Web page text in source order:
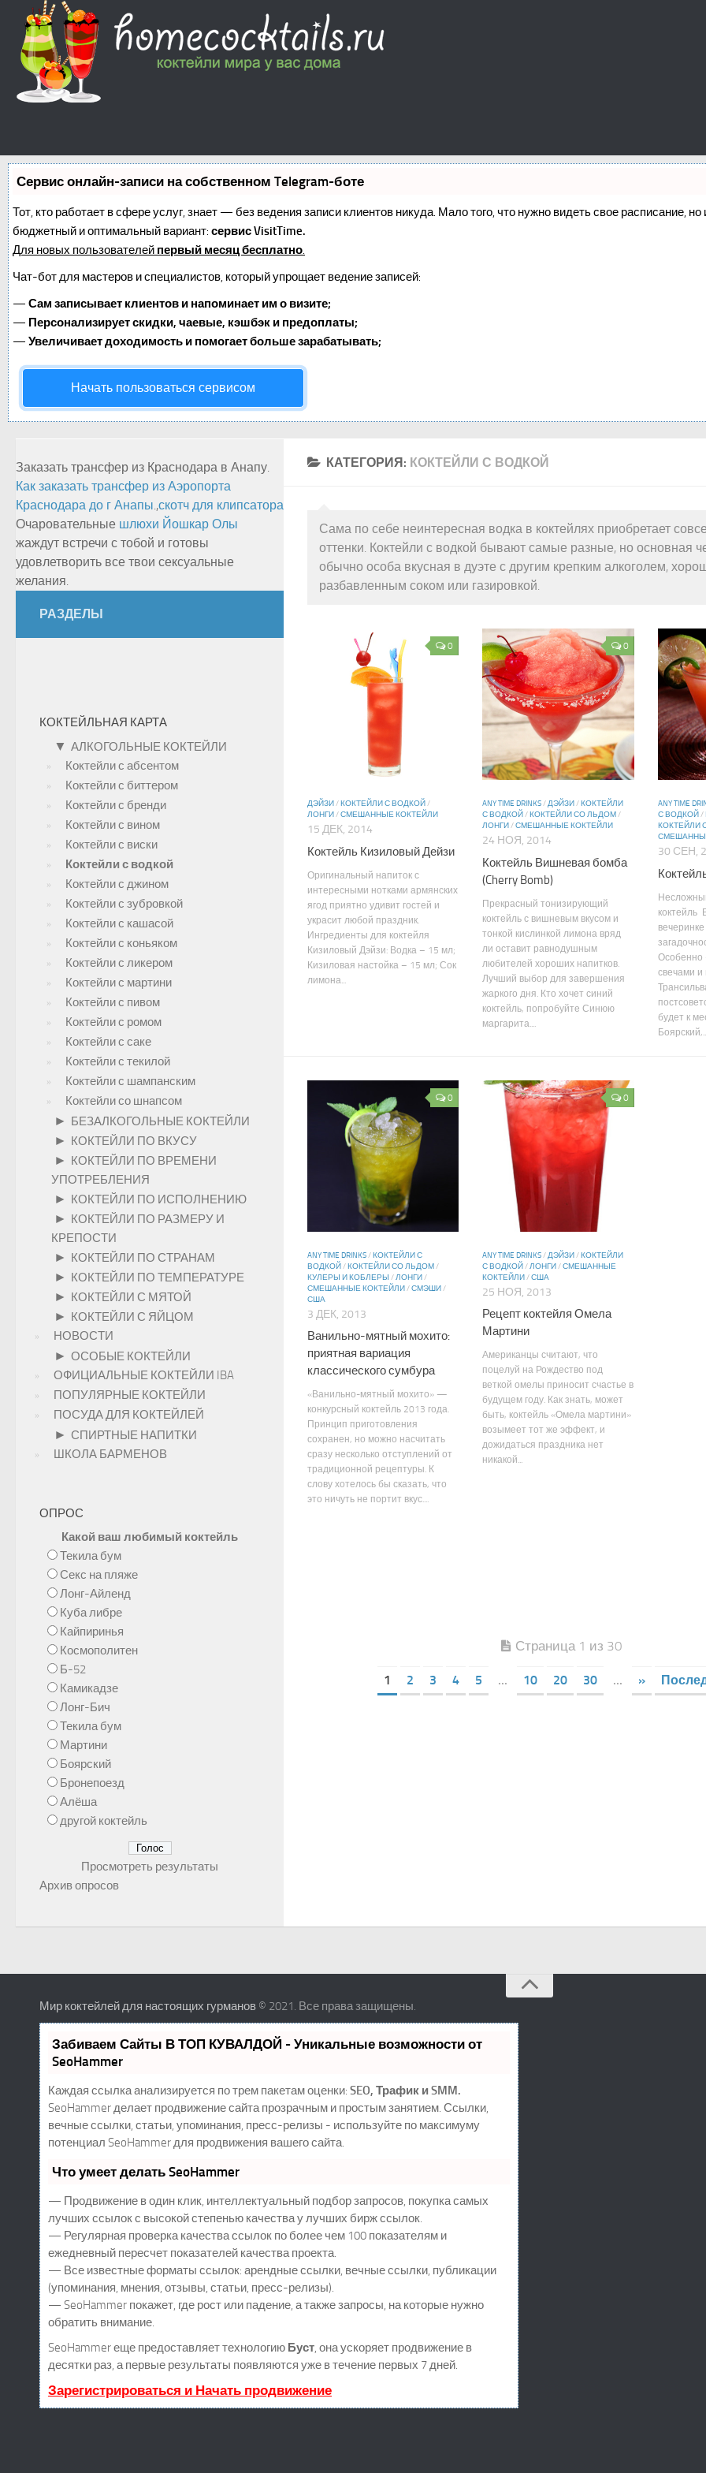
Сервис онлайн-записи на собственном Telegram-боте
Тот, кто работает в сфере услуг, знает — без ведения записи клиентов никуда. Мало того, что нужно видеть свое расписание,
бюджетный и оптимальный вариант: сервис VisitTime.
Для новых пользователей первый месяц бесплатно.
Чат-бот для мастеров и специалистов, который упрощает ведение записей:
— Сам записывает клиентов и напоминает им о визите;
— Персонализирует скидки, чаевые, кэшбэк и предоплаты;
— Увеличивает доходимость и помогает больше зарабатывать;
Начать пользоваться сервисом
КАТЕГОРИЯ: КОКТЕЙЛИ С ВОДКОЙ
Сама по себе неинтересная водка в коктейлях приобретает
оттенки. Коктейли с водкой бывают самые разные, но основная
обычно особа вкусная в дуэте с другим крепким алкоголем,
разбавленным соком или газировкой.
0
ДЭЙЗИ/КОКТЕЙЛИ С ВОДКОЙ/
ЛОНГИ/СМЕШАННЫЕ КОКТЕЙЛИ
15 ДЕК, 2014
Коктейль Кизиловый Дейзи
Оригинальный напиток с
интересными нотками армянских
ягод приятно удивит гостей и
украсит любой праздник.
Ингредиенты для коктейля
Кизиловый Дэйзи: Водка – 15 мл;
Кизиловая настойка – 15 мл; Сок
лимона...
0
ANY TIME DRINKS/ДЭЙЗИ/КОКТЕЙЛИ
С ВОДКОЙ/КОКТЕЙЛИ СО ЛЬДОМ/
ЛОНГИ/СМЕШАННЫЕ КОКТЕЙЛИ
24 НОЯ, 2014
Коктейль Вишневая бомба
(Cherry Bomb)
Прекрасный тонизирующий
коктейль с вишневым вкусом и
тонкой кислинкой лимона вряд
ли оставит равнодушным
любителей хороших напитков.
Лучший выбор для завершения
жаркого дня. Кто хочет синий
коктейль, попробуйте Синюю
маргарита....
ANY TIME
С ВОДКОЙ/
КОКТЕЙЛИ
30 СЕН,
коктейль
Особенно
свечами
будет к
Боярский,...
0
ANY TIME DRINKS/КОКТЕЙЛИ С
ВОДКОЙ/КОКТЕЙЛИ СО ЛЬДОМ/
КУЛЕРЫ И КОБЛЕРЫ /ЛОНГИ/
СМЕШАННЫЕ КОКТЕЙЛИ/СМЭШИ/
США
3 ДЕК, 2013
Ванильно-мятный мохито:
приятная вариация
классического сумбура
«Ванильно-мятный мохито» —
конкурсный коктейль 2013 года.
Принцип приготовления
сохранен, но можно насчитать
сразу несколько отступлений от
традиционной рецептуры. К
слову хотелось бы сказать, что
это ничуть не портит вкус....
0
ANY TIME DRINKS/ДЭЙЗИ/КОКТЕЙЛИ
С ВОДКОЙ/ЛОНГИ/СМЕШАННЫЕ
КОКТЕЙЛИ/США
25 НОЯ, 2013
Рецепт коктейля Омела
Мартини
Американцы считают, что
поцелуй на Рождество под
веткой омелы приносит счастье в
будущем году. Как знать, может
быть, коктейль «Омела мартини»
возымеет тот же эффект, и
дожидаться праздника нет
никакой...
Страница 1 из 30
1 2 3 4 5 ... 10 20 30 ... »
Заказать трансфер из Краснодара в Анапу.
Как заказать трансфер из Аэропорта
Краснодара до г Анапы.,скотч для клипсатора
Очаровательные шлюхи Йошкар Олы
жаждут встречи с тобой и готовы
удовлетворить все твои сексуальные
желания.
РАЗДЕЛЫ
КОКТЕЙЛЬНАЯ КАРТА
▼ АЛКОГОЛЬНЫЕ КОКТЕЙЛИ
Коктейли с абсентом
Коктейли с биттером
Коктейли с бренди
Коктейли с вином
Коктейли с виски
Коктейли с водкой
Коктейли с джином
Коктейли с зубровкой
Коктейли с кашасой
Коктейли с коньяком
Коктейли с ликером
Коктейли с мартини
Коктейли с пивом
Коктейли с ромом
Коктейли с саке
Коктейли с текилой
Коктейли с шампанским
Коктейли со шнапсом
► БЕЗАЛКОГОЛЬНЫЕ КОКТЕЙЛИ
► КОКТЕЙЛИ ПО ВКУСУ
► КОКТЕЙЛИ ПО ВРЕМЕНИ
УПОТРЕБЛЕНИЯ
► КОКТЕЙЛИ ПО ИСПОЛНЕНИЮ
► КОКТЕЙЛИ ПО РАЗМЕРУ И
КРЕПОСТИ
► КОКТЕЙЛИ ПО СТРАНАМ
► КОКТЕЙЛИ ПО ТЕМПЕРАТУРЕ
► КОКТЕЙЛИ С МЯТОЙ
► КОКТЕЙЛИ С ЯЙЦОМ
НОВОСТИ
► ОСОБЫЕ КОКТЕЙЛИ
ОФИЦИАЛЬНЫЕ КОКТЕЙЛИ IBA
ПОПУЛЯРНЫЕ КОКТЕЙЛИ
ПОСУДА ДЛЯ КОКТЕЙЛЕЙ
► СПИРТНЫЕ НАПИТКИ
ШКОЛА БАРМЕНОВ
ОПРОС
Какой ваш любимый коктейль
Текила бум
Секс на пляже
Лонг-Айленд
Куба либре
Кайпиринья
Космополитен
Б-52
Камикадзе
Лонг-Бич
Текила бум
Мартини
Боярский
Бронепоезд
Алёша
другой коктейль
Просмотреть результаты
Архив опросов
Мир коктейлей для настоящих гурманов © 2021. Все права защищены.
Забиваем Сайты В ТОП КУВАЛДОЙ - Уникальные возможности от
SeoHammer
Каждая ссылка анализируется по трем пакетам оценки: SEO, Трафик и SMM.
SeoHammer делает продвижение сайта прозрачным и простым занятием. Ссылки,
вечные ссылки, статьи, упоминания, пресс-релизы - используйте по максимуму
потенциал SeoHammer для продвижения вашего сайта.
Что умеет делать SeoHammer
— Продвижение в один клик, интеллектуальный подбор запросов, покупка самых
лучших ссылок с высокой степенью качества у лучших бирж ссылок.
— Регулярная проверка качества ссылок по более чем 100 показателям и
ежедневный пересчет показателей качества проекта.
— Все известные форматы ссылок: арендные ссылки, вечные ссылки, публикации
(упоминания, мнения, отзывы, статьи, пресс-релизы).
— SeoHammer покажет, где рост или падение, а также запросы, на которые нужно
обратить внимание.
SeoHammer еще предоставляет технологию Буст, она ускоряет продвижение в
десятки раз, а первые результаты появляются уже в течение первых 7 дней.
Зарегистрироваться и Начать продвижение